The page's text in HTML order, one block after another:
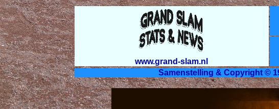
www.grand-slam.nl
Samenstelling & Copyright ©